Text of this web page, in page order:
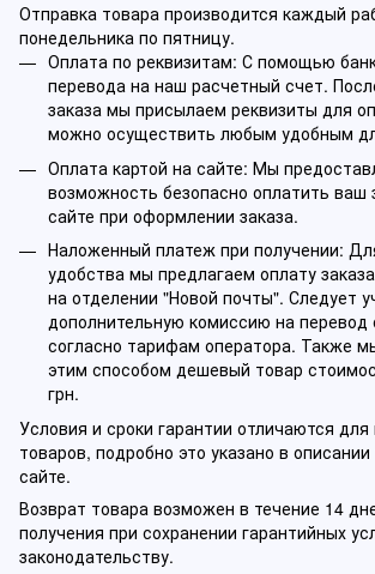
Отправка товара производится каждый
понедельника по пятницу.
Оплата по реквизитам: С помощью
перевода на наш расчетный счет.
заказа мы присылаем реквизиты для
можно осуществить любым удобным
Оплата картой на сайте: Мы
возможность безопасно оплатить ваш
сайте при оформлении заказа.
Наложенный платеж при получении:
удобства мы предлагаем оплату
на отделении "Новой почты". Следует
дополнительную комиссию на перевод
согласно тарифам оператора. Также
этим способом дешевый товар
грн.
Условия и сроки гарантии отличаются
товаров, подробно это указано в
сайте.
Возврат товара возможен в течение 14
получения при сохранении гарантийных
законодательству.